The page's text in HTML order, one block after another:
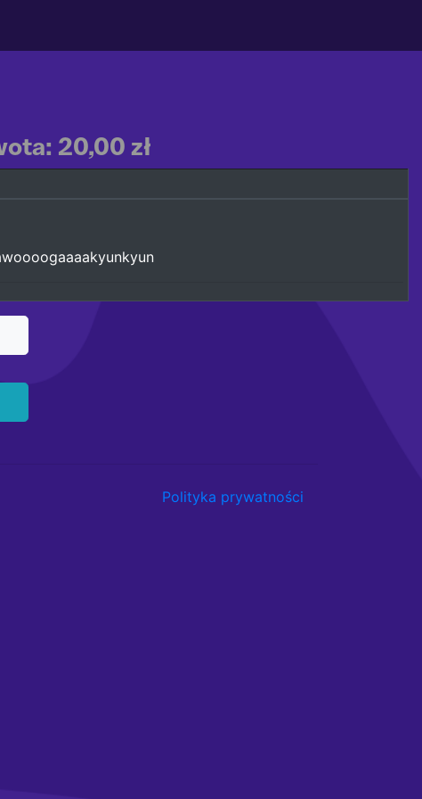
20,00 zł
Polityka prywatności